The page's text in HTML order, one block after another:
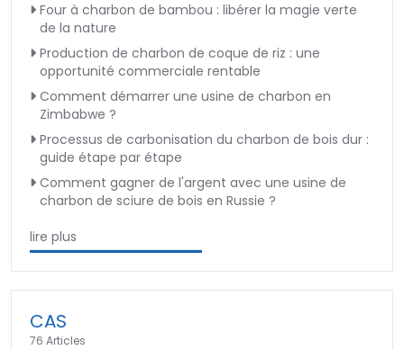
Four à charbon de bambou : libérer la magie verte
de la nature
Production de charbon de coque de riz : une
opportunité commerciale rentable
Comment démarrer une usine de charbon en
Zimbabwe ?
Processus de carbonisation du charbon de bois dur :
guide étape par étape
Comment gagner de l'argent avec une usine de
charbon de sciure de bois en Russie ?
lire plus
CAS
76 Articles